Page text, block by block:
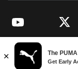
YouTube Twitter